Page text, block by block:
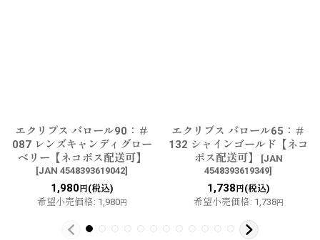
エクリプス バロール90：＃
087 レンズキャンディグロー
ベリー【ネコポス配送可】
[JAN 4548393619042]
1,980円(税込)
希望小売価格: 1,980円
エクリプス バロール65：＃
132 シャインゴールド【ネコ
ポス配送可】
[JAN
4548393619349]
1,738 円(税込)
希望小売価格: 1,738円